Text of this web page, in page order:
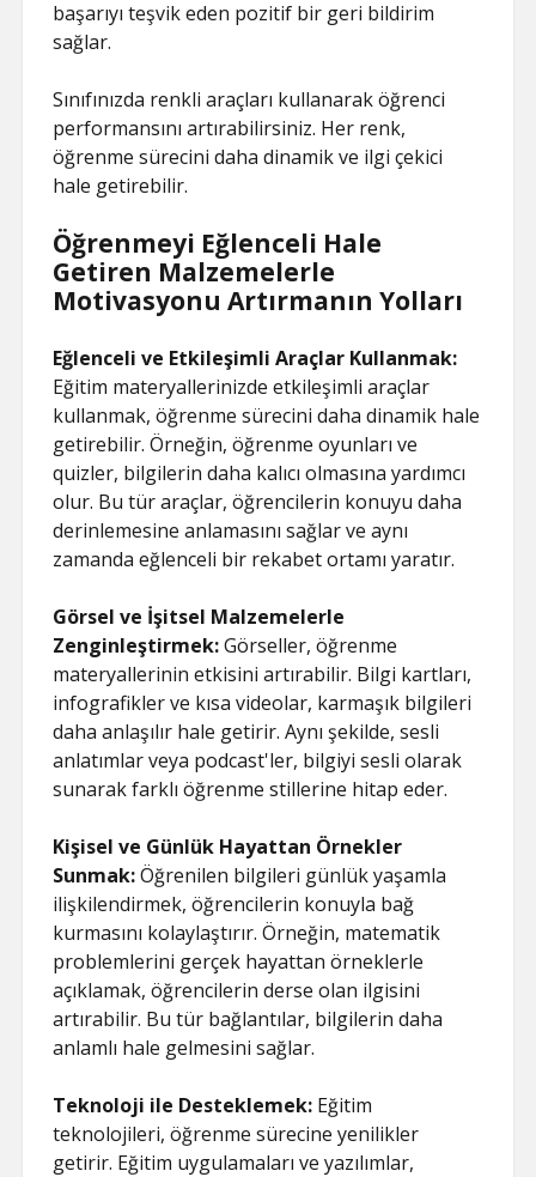
başarıyı teşvik eden pozitif bir geri bildirim
sağlar.
Sınıfınızda renkli araçları kullanarak öğrenci
performansını artırabilirsiniz. Her renk,
öğrenme sürecini daha dinamik ve ilgi çekici
hale getirebilir.
Öğrenmeyi Eğlenceli Hale
Getiren Malzemelerle
Motivasyonu Artırmanın Yolları
Eğlenceli ve Etkileşimli Araçlar Kullanmak:
Eğitim materyallerinizde etkileşimli araçlar
kullanmak, öğrenme sürecini daha dinamik hale
getirebilir. Örneğin, öğrenme oyunları ve
quizler, bilgilerin daha kalıcı olmasına yardımcı
olur. Bu tür araçlar, öğrencilerin konuyu daha
derinlemesine anlamasını sağlar ve aynı
zamanda eğlenceli bir rekabet ortamı yaratır.
Görsel ve İşitsel Malzemelerle
Zenginleştirmek:Görseller, öğrenme
materyallerinin etkisini artırabilir. Bilgi kartları,
infografikler ve kısa videolar, karmaşık bilgileri
daha anlaşılır hale getirir. Aynı şekilde, sesli
anlatımlar veya podcast'ler, bilgiyi sesli olarak
sunarak farklı öğrenme stillerine hitap eder.
Kişisel ve Günlük Hayattan Örnekler
Sunmak:Öğrenilen bilgileri günlük yaşamla
ilişkilendirmek, öğrencilerin konuyla bağ
kurmasını kolaylaştırır. Örneğin, matematik
problemlerini gerçek hayattan örneklerle
açıklamak, öğrencilerin derse olan ilgisini
artırabilir. Bu tür bağlantılar, bilgilerin daha
anlamlı hale gelmesini sağlar.
Teknoloji ile Desteklemek: Eğitim
teknolojileri, öğrenme sürecine yenilikler
getirir. Eğitim uygulamaları ve yazılımlar,